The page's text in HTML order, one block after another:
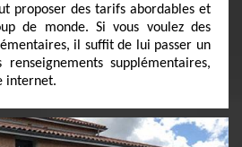
proposer des tarifs abordables et
de monde. Si vous voulez des
il suffit de lui passer un
supplémentaires,
internet.